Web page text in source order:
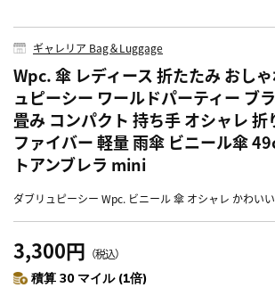
ギャレリア Bag＆Luggage
Wpc. 傘 レディース 折たたみ おし
ュピーシー ワールドパーティー ブ
畳み コンパクト 持ち手 オシャレ 折
ファイバー 軽量 雨傘 ビニール傘
トアンブレラ mini
ダブリュピーシー Wpc. ビニール 傘 オシャレ かわい
3,300円 （税込）
積算 30 マイル (1倍)